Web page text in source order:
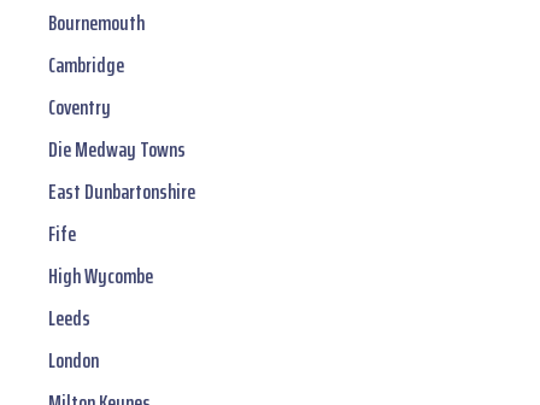
Bournemouth
Cambridge
Coventry
Die Medway Towns
East Dunbartonshire
Fife
High Wycombe
Leeds
London